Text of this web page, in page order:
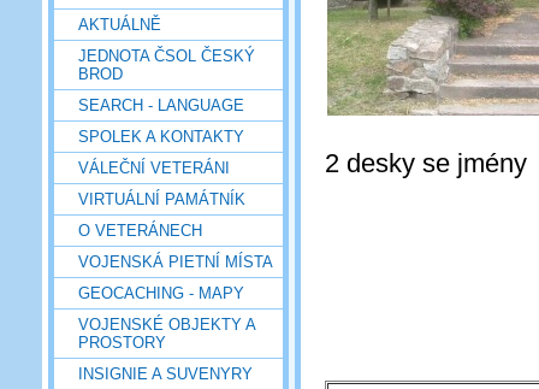
AKTUÁLNĚ
JEDNOTA ČSOL ČESKÝ
BROD
SEARCH - LANGUAGE
SPOLEK A KONTAKTY
VÁLEČNÍ VETERÁNI
VIRTUÁLNÍ PAMÁTNÍK
O VETERÁNECH
VOJENSKÁ PIETNÍ MÍSTA
GEOCACHING - MAPY
VOJENSKÉ OBJEKTY A
PROSTORY
INSIGNIE A SUVENYRY
2 desky se jmény